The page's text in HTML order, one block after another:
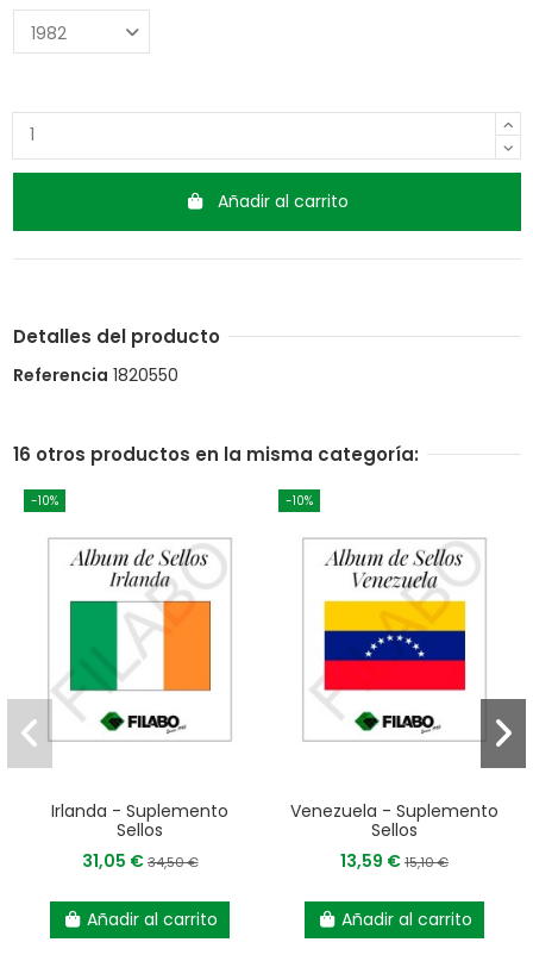
Añadir al carrito
Detalles del producto
Referencia 1820550
16 otros productos en la misma categoría:
-10%
Irlanda - Suplemento
Sellos
31,05 €34,50 €
Añadir al carrito
-10%
Venezuela - Suplemento
Sellos
13,59 €15,10 €
Añadir al carrito